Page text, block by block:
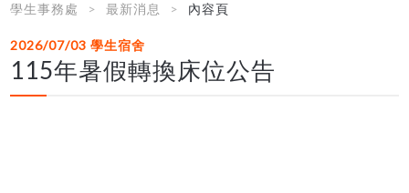
學生事務處 最新消息 內容頁
2026/07/03學生宿舍
115年暑假轉換床位公告